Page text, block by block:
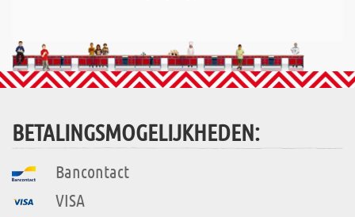
BETALINGSMOGELIJKHEDEN:
Bancontact
VISA